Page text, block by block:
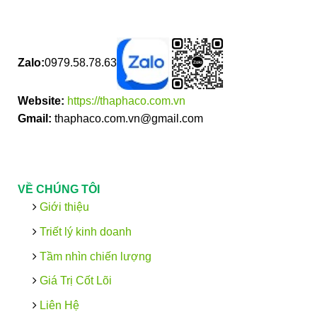
Zalo:0979.58.78.63
Website: https://thaphaco.com.vn
Gmail: thaphaco.com.vn@gmail.com
VỀ CHÚNG TÔI
Giới thiệu
Triết lý kinh doanh
Tầm nhìn chiến lượng
Giá Trị Cốt Lõi
Liên Hệ